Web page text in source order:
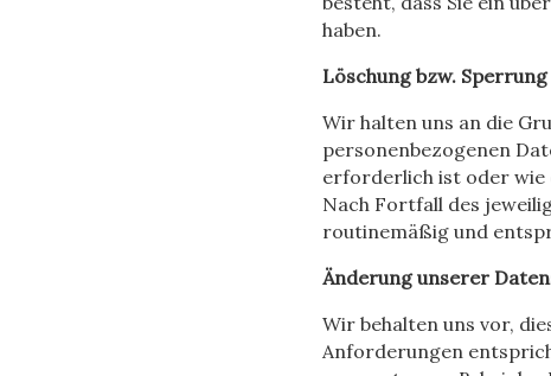
haben.
Löschung bzw.
Wir halten uns an die
personenbezogenen
erforderlich ist oder wie
Nach Fortfall des
routinemäßig und
Änderung unserer
Wir behalten uns vor,
Anforderungen